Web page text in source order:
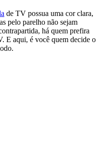
de TV possua uma cor clara,
pelo parelho não sejam
há quem prefira
E aqui, é você quem decide o